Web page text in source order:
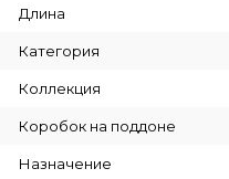
Длина
Категория
Коллекция
Коробок на поддоне
Назначение